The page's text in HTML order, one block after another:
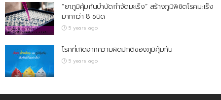
“ยาภูมิคุ้มกันบำบัดกำจัดมะเร็ง” สร้างภูมิพิชิตโรคมะเร็ง
มากกว่า 8 ชนิด
5 years ago
โรคที่เกิดจากความผิดปกติของภูมิคุ้มกัน
5 years ago